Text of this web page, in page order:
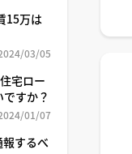
15万は
03/05
宅ロー
すか？
01/07
するべ